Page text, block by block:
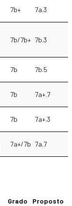
7b+ 7a.3
7b/7b+ 7b.3
7b 7b.5
7b 7a+.7
7b 7a+.3
7a+/7b 7a.7
Grado Proposto